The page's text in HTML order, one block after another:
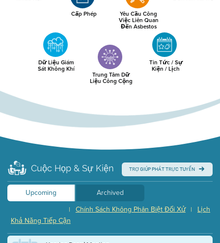
Cấp Phép Yêu Cầu Công
Việc Liên Quan
Đến Asbestos
Dữ Liệu Giám
Sát Không Khí
Trung Tâm Dữ
Liệu Công Cộng
Tin Tức / Sự
Kiện / Lịch
Cuộc Họp & Sự Kiện TRỢ GIÚP PHÁT TRỰC TUYẾN
Upcoming
Archived
Lịch
|
Chính Sách Không Phân Biệt Đối Xử
|
Khả Năng Tiếp Cận